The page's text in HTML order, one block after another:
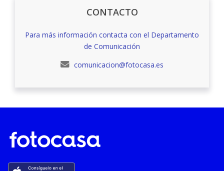
CONTACTO
Para más información contacta con el Departamento
de Comunicación
comunicacion@fotocasa.es